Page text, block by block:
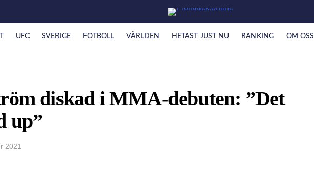
UFC SVERIGE FOTBOLL VÄRLDEN HETAST JUST NU RANKING OM OSS
diskad i MMA-debuten: ”Det
up”
2021